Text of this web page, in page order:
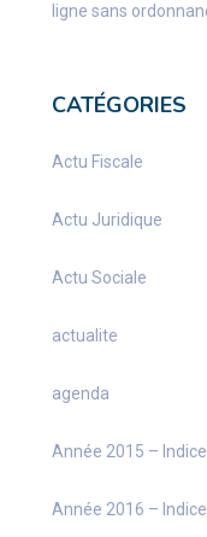
ligne sans
CATÉGORIES
Actu Fiscale
Actu Juridique
Actu Sociale
actualite
agenda
Année 2015 –
Année 2016 –